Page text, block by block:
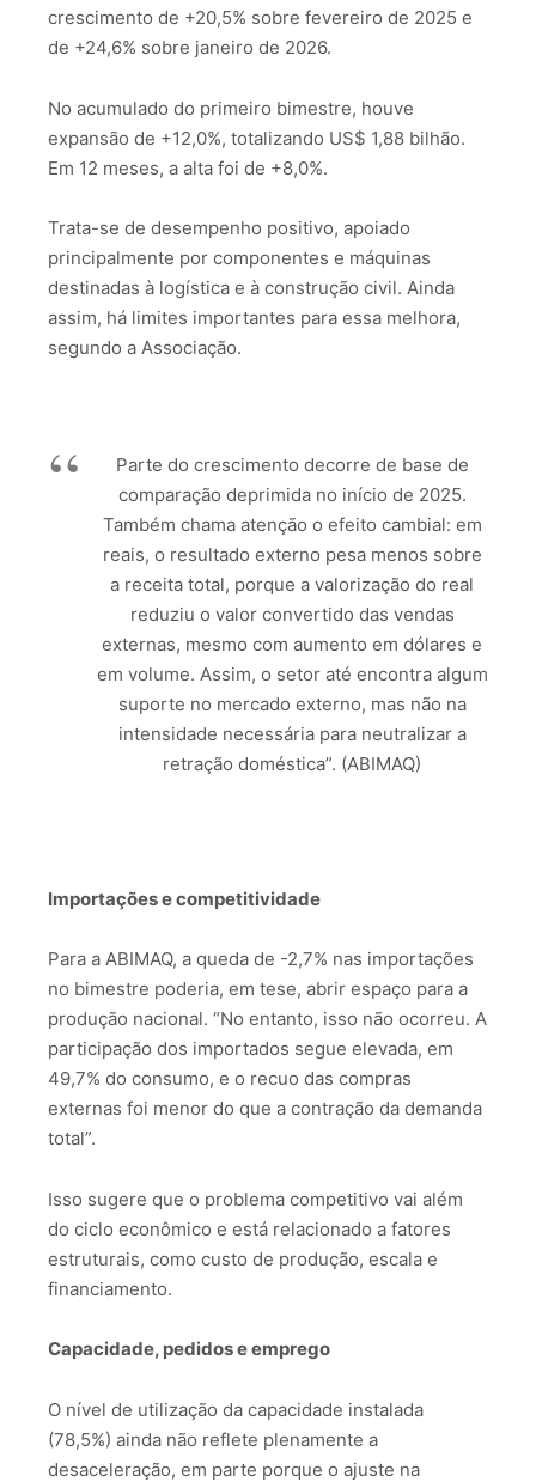
crescimento de +20,5% sobre fevereiro de 2025 e
de +24,6% sobre janeiro de 2026.
No acumulado do primeiro bimestre, houve
expansão de +12,0%, totalizando US$ 1,88 bilhão.
Em 12 meses, a alta foi de +8,0%.
Trata-se de desempenho positivo, apoiado
principalmente por componentes e máquinas
destinadas à logística e à construção civil. Ainda
assim, há limites importantes para essa melhora,
segundo a Associação.
Parte do crescimento decorre de base de
comparação deprimida no início de 2025.
Também chama atenção o efeito cambial: em
reais, o resultado externo pesa menos sobre
a receita total, porque a valorização do real
reduziu o valor convertido das vendas
externas, mesmo com aumento em dólares e
em volume. Assim, o setor até encontra algum
suporte no mercado externo, mas não na
intensidade necessária para neutralizar a
retração doméstica”. (ABIMAQ)
Importações e competitividade
Para a ABIMAQ, a queda de -2,7% nas importações
no bimestre poderia, em tese, abrir espaço para a
produção nacional. “No entanto, isso não ocorreu. A
participação dos importados segue elevada, em
49,7% do consumo, e o recuo das compras
externas foi menor do que a contração da demanda
total”.
Isso sugere que o problema competitivo vai além
do ciclo econômico e está relacionado a fatores
estruturais, como custo de produção, escala e
financiamento.
Capacidade, pedidos e emprego
O nível de utilização da capacidade instalada
(78,5%) ainda não reflete plenamente a
desaceleração, em parte porque o ajuste na